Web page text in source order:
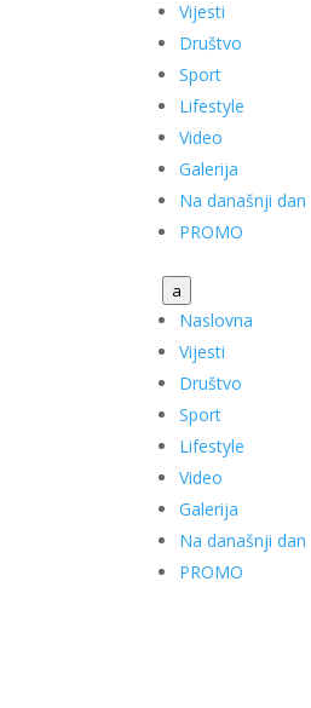
Vijesti
Društvo
Sport
Lifestyle
Video
Galerija
Na današnji dan
PROMO
a
Naslovna
Vijesti
Društvo
Sport
Lifestyle
Video
Galerija
Na današnji dan
PROMO